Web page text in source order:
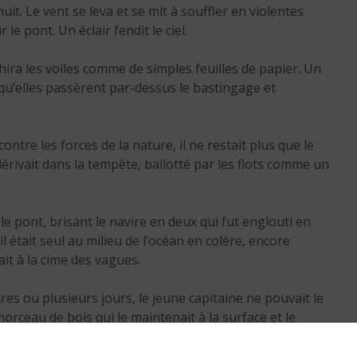
Le vent se leva et se mit à souffler en violentes
le pont. Un éclair fendit le ciel.
les voiles comme de simples feuilles de papier. Un
passèrent par-dessus le bastingage et
les forces de la nature, il ne restait plus que le
dans la tempête, ballotté par les flots comme un
pont, brisant le navire en deux qui fut englouti en
seul au milieu de l’océan en colère, encore
à la cime des vagues.
ou plusieurs jours, le jeune capitaine ne pouvait le
de bois qui le maintenait à la surface et le
La peur de la solitude :
comprendre cette
4 min. de lecture